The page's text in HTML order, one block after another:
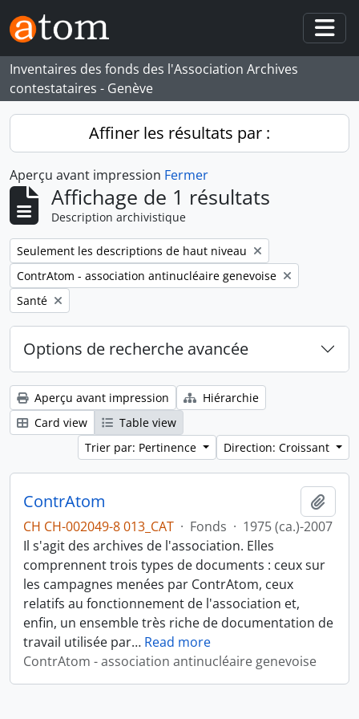
Skip to main content
Inventaires des fonds des l'Association Archives
contestataires - Genève
Affiner les résultats par :
Aperçu avant impression Fermer
Affichage de 1 résultats
Description archivistique
Remove filter:
Seulement les descriptions de haut niveau
Remove filter:
ContrAtom - association antinucléaire genevoise
Remove filter:
Santé
Options de recherche avancée
Aperçu avant impression
Hiérarchie
Card view
Table view
Trier par: Pertinence
Direction: Croissant
ContrAtom
CH CH-002049-8 013_CAT · Fonds · 1975 (ca.)-2007
Il s'agit des archives de l'association. Elles
comprennent trois types de documents : ceux sur
les campagnes menées par ContrAtom, ceux
relatifs au fonctionnement de l'association et,
enfin, un ensemble très riche de documentation de
travail utilisée par… Read more
ContrAtom - association antinucléaire genevoise